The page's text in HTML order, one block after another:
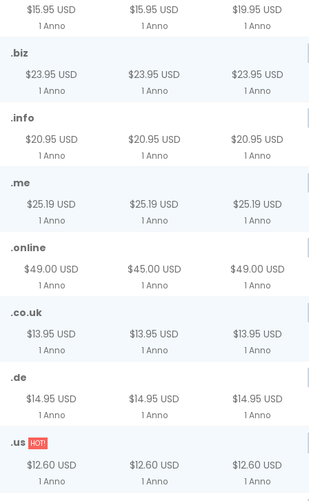
$15.95 USD
1 Anno
$15.95 USD
1 Anno
$19.95 USD
1 Anno
.biz
$23.95 USD
1 Anno
$23.95 USD
1 Anno
$23.95 USD
1 Anno
.info
$20.95 USD
1 Anno
$20.95 USD
1 Anno
$20.95 USD
1 Anno
.me
$25.19 USD
1 Anno
$25.19 USD
1 Anno
$25.19 USD
1 Anno
.online
$49.00 USD
1 Anno
$45.00 USD
1 Anno
$49.00 USD
1 Anno
.co.uk
$13.95 USD
1 Anno
$13.95 USD
1 Anno
$13.95 USD
1 Anno
.de
$14.95 USD
1 Anno
$14.95 USD
1 Anno
$14.95 USD
1 Anno
.us HOT!
$12.60 USD
1 Anno
$12.60 USD
1 Anno
$12.60 USD
1 Anno